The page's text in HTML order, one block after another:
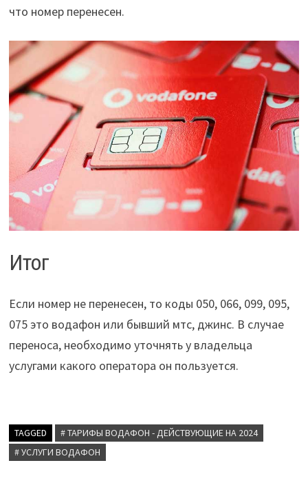
что номер перенесен.
Итог
Если номер не перенесен, то коды 050, 066, 099, 095,
075 это водафон или бывший мтс, джинс. В случае
переноса, необходимо уточнять у владельца
услугами какого оператора он пользуется.
TAGGED
# ТАРИФЫ ВОДАФОН - ДЕЙСТВУЮЩИЕ НА 2024
# УСЛУГИ ВОДАФОН